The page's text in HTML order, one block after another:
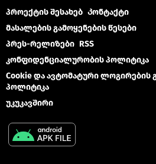
პროექტის შესახებ Კონტაქტი
მასალების გამოყენების წესები
პრეს-რელიზები RSS
კონფიდენციალურობის პოლიტიკა
Cookie და ავტომატური ლოგირების
პოლიტიკა
უკუკავშირი